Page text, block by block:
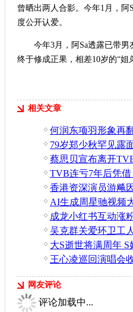
曾晒出两人合影。今年1月，阿
度公开认爱。
今年3月，阿Sa透露已带男
终于修成正果，相差10岁的“姐
相关文章
蔡思贝宣布离开
网友评论
评论加载中...